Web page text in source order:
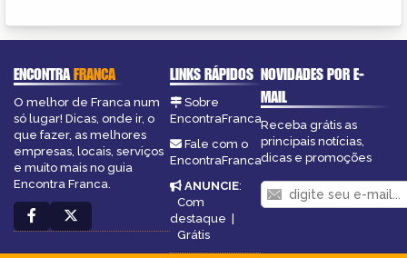
ENCONTRAFRANCA
O melhor de Franca num
só lugar! Dicas, onde ir, o
que fazer, as melhores
empresas, locais, serviços
e muito mais no guia
Encontra Franca.
LINKS RÁPIDOS
Sobre
EncontraFranca
Fale com o
EncontraFranca
ANUNCIE:
Com
destaque |
Grátis
NOVIDADES POR E-
MAIL
Receba grátis as
principais notícias,
dicas e promoções